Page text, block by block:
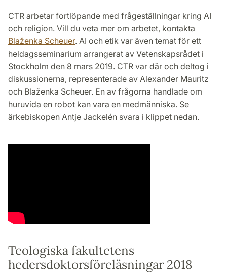
CTR arbetar fortlöpande med frågeställningar kring AI
och religion. Vill du veta mer om arbetet, kontakta
Blaženka Scheuer. AI och etik var även temat för ett
heldagsseminarium arrangerat av Vetenskapsrådet i
Stockholm den 8 mars 2019. CTR var där och deltog i
diskussionerna, representerade av Alexander Mauritz
och Blaženka Scheuer. En av frågorna handlade om
huruvida en robot kan vara en medmänniska. Se
ärkebiskopen Antje Jackelén svara i klippet nedan.
Teologiska fakultetens
hedersdoktorsföreläsningar 2018